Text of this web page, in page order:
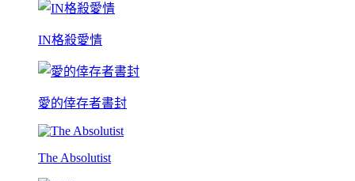
IN格殺愛情
愛的倖存者書封
The Absolutist